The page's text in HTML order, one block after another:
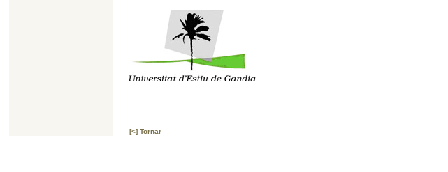
[<] Tornar